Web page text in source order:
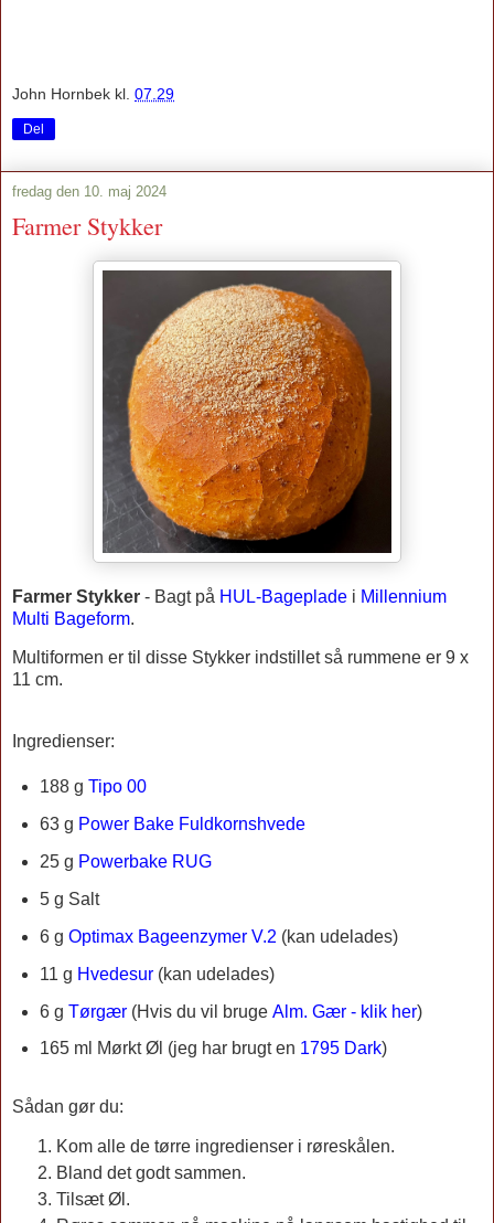
John Hornbek kl. 07.29
Del
fredag den 10. maj 2024
Farmer Stykker
Farmer Stykker - Bagt på HUL-Bageplade i Millennium
Multi Bageform.
Multiformen er til disse Stykker indstillet så rummene er 9 x
11 cm.
Ingredienser:
188 g Tipo 00
63 g Power Bake Fuldkornshvede
25 g Powerbake RUG
5 g Salt
6 g Optimax Bageenzymer V.2 (kan udelades)
11 g Hvedesur(kan udelades)
6 g Tørgær (Hvis du vil bruge Alm. Gær - klik her)
165 ml Mørkt Øl (jeg har brugt en 1795 Dark)
Sådan gør du:
Kom alle de tørre ingredienser i røreskålen.
Bland det godt sammen.
Tilsæt Øl.